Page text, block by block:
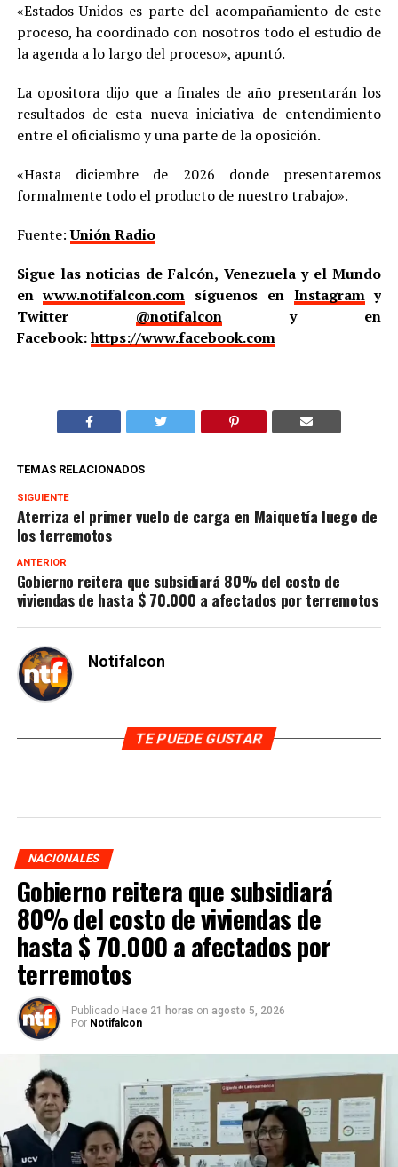
«Estados Unidos es parte del acompañamiento de este
proceso, ha coordinado con nosotros todo el estudio de
la agenda a lo largo del proceso», apuntó.
La opositora dijo que a finales de año presentarán los
resultados de esta nueva iniciativa de entendimiento
entre el oficialismo y una parte de la oposición.
«Hasta diciembre de 2026 donde presentaremos
formalmente todo el producto de nuestro trabajo».
Fuente:Unión Radio
Sigue las noticias de Falcón, Venezuela y el Mundo
enwww.notifalcon.com síguenos en Instagramy
Twitter @notifalcony en
Facebook:https://www.facebook.com
TEMAS RELACIONADOS
SIGUIENTE
Aterriza el primer vuelo de carga en Maiquetía luego de
los terremotos
ANTERIOR
Gobierno reitera que subsidiará 80% del costo de
viviendas de hasta $ 70.000 a afectados por terremotos
Notifalcon
TE PUEDE GUSTAR
NACIONALES
Gobierno reitera que subsidiará
80% del costo de viviendas de
hasta $ 70.000 a afectados por
terremotos
Publicado Hace 21 horas on agosto 5, 2026
Por Notifalcon